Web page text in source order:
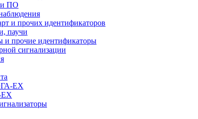
и ПО
и прочих идентификаторов
паучи
и прочие идентификаторы
сигнализации
EX
ЕХ